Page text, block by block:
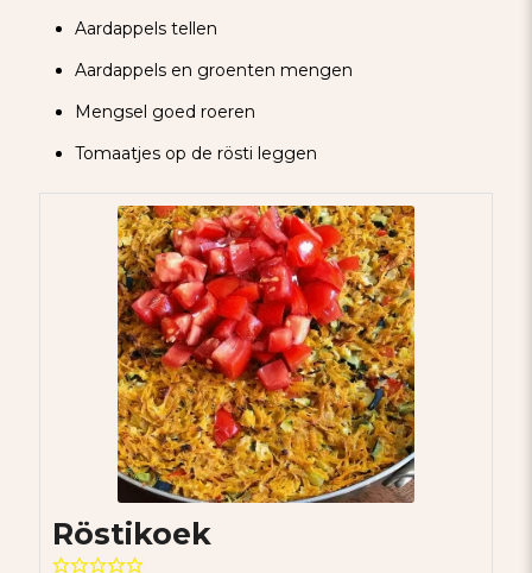
Aardappels tellen
Aardappels en groenten mengen
Mengsel goed roeren
Tomaatjes op de rösti leggen
Röstikoek